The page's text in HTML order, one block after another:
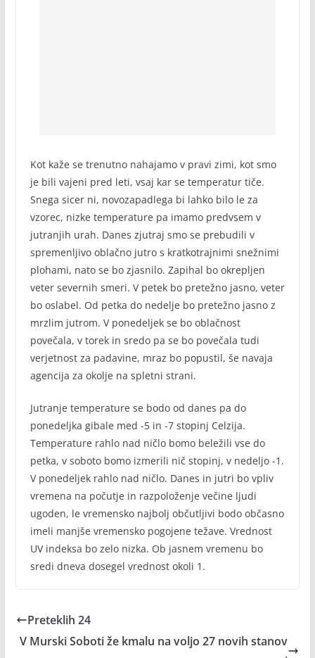
Kot kaže se trenutno nahajamo v pravi zimi, kot smo
je bili vajeni pred leti, vsaj kar se temperatur tiče.
Snega sicer ni, novozapadlega bi lahko bilo le za
vzorec, nizke temperature pa imamo predvsem v
jutranjih urah. Danes zjutraj smo se prebudili v
spremenljivo oblačno jutro s kratkotrajnimi snežnimi
plohami, nato se bo zjasnilo. Zapihal bo okrepljen
veter severnih smeri. V petek bo pretežno jasno, veter
bo oslabel. Od petka do nedelje bo pretežno jasno z
mrzlim jutrom. V ponedeljek se bo oblačnost
povečala, v torek in sredo pa se bo povečala tudi
verjetnost za padavine, mraz bo popustil, še navaja
agencija za okolje na spletni strani.
Jutranje temperature se bodo od danes pa do
ponedeljka gibale med -5 in -7 stopinj Celzija.
Temperature rahlo nad ničlo bomo beležili vse do
petka, v soboto bomo izmerili nič stopinj, v nedeljo -1.
V ponedeljek rahlo nad ničlo. Danes in jutri bo vpliv
vremena na počutje in razpoloženje večine ljudi
ugoden, le vremensko najbolj občutljivi bodo občasno
imeli manjše vremensko pogojene težave. Vrednost
UV indeksa bo zelo nizka. Ob jasnem vremenu bo
sredi dneva dosegel vrednost okoli 1.
Preteklih 24
V Murski Soboti že kmalu na voljo 27 novih stanov